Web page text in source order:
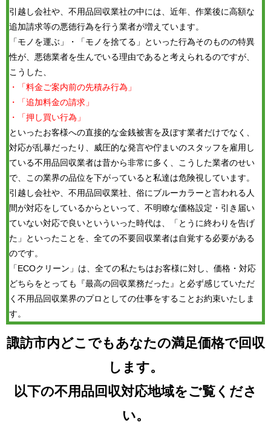
引越し会社や、不用品回収業社の中には、近年、作業後に高額な
追加請求等の悪徳行為を行う業者が増えています。
「モノを運ぶ」・「モノを捨てる」といった行為そのものの特異
性が、悪徳業者を生んでいる理由であると考えられるのですが、
こうした、
・「料金ご案内前の先積み行為」
・「追加料金の請求」
・「押し買い行為」
といったお客様への直接的な金銭被害を及ぼす業者だけでなく、
対応が乱暴だったり、威圧的な発言や佇まいのスタッフを雇用し
ている不用品回収業者は昔から非常に多く、こうした業者のせい
で、この業界の品位を下がっていると私達は危険視しています。
引越し会社や、不用品回収業社、俗にブルーカラーと言われる人
間が対応をしているからといって、不明瞭な価格設定・引き届い
ていない対応で良いといういった時代は、「とうに終わりを告げ
た」といったことを、全ての不要回収業者は自覚する必要がある
のです。
「ECOクリーン」は、全ての私たちはお客様に対し、価格・対応
どちらをとっても『最高の回収業務だった』と必ず感じていただ
く不用品回収業界のプロとしての仕事をすることお約束いたしま
す。
諏訪市内どこでもあなたの満足価格で回収
します。
以下の不用品回収対応地域をご覧くださ
い。